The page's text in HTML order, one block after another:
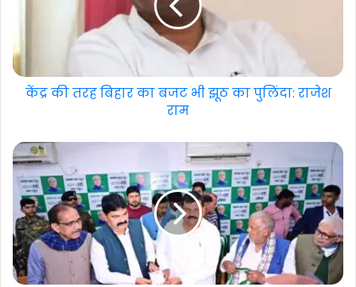
केंद्र की तरह बिहार का बजट भी झूठ का पुलिंदा: राजेश
राम